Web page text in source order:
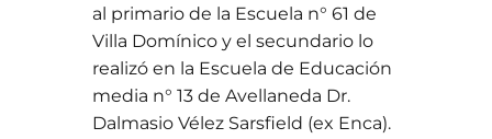
al primario de la Escuela n° 61 de
Villa Domínico y el secundario lo
realizó en la Escuela de Educación
media n° 13 de Avellaneda Dr.
Dalmasio Vélez Sarsfield (ex Enca).